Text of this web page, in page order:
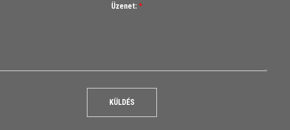
Üzenet: *
KÜLDÉS